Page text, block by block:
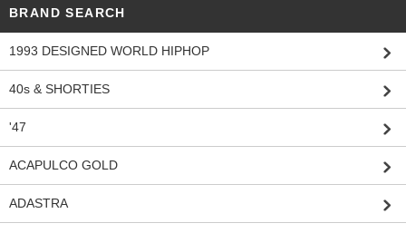
BRAND SEARCH
1993 DESIGNED WORLD HIPHOP
40s & SHORTIES
'47
ACAPULCO GOLD
ADASTRA